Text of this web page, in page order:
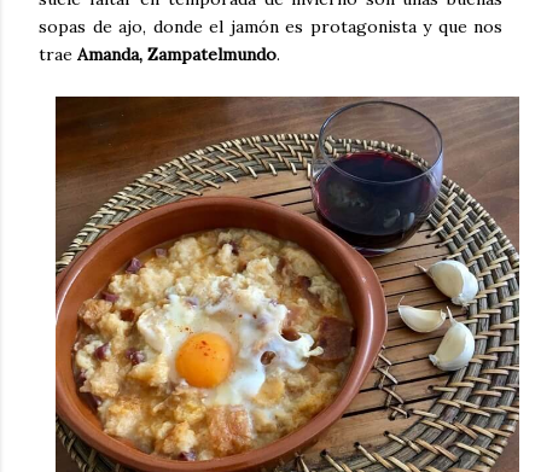
sopas de ajo, donde el jamón es protagonista y que nos
trae Amanda, Zampatelmundo.